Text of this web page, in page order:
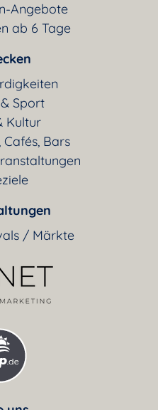
Angebote
ab 6 Tage
Sport
Kultur
Cafés, Bars
/ Märkte